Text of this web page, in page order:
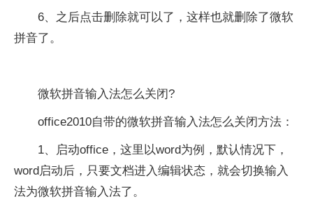
6、之后点击删除就可以了，这样也就删除了微软
拼音了。
微软拼音输入法怎么关闭?
office2010自带的微软拼音输入法怎么关闭方法：
1、启动office，这里以word为例，默认情况下，
word启动后，只要文档进入编辑状态，就会切换输入
法为微软拼音输入法了。